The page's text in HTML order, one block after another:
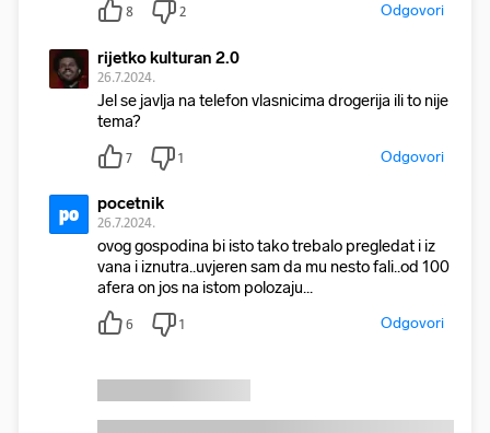
8 2 Odgovori
rijetko kulturan 2.0
26.7.2024.
Jel se javlja na telefon vlasnicima drogerija ili to nije
tema?
7 1 Odgovori
po pocetnik
26.7.2024.
ovog gospodina bi isto tako trebalo pregledat i iz
vana i iznutra..uvjeren sam da mu nesto fali..od 100
afera on jos na istom polozaju...
6 1 Odgovori